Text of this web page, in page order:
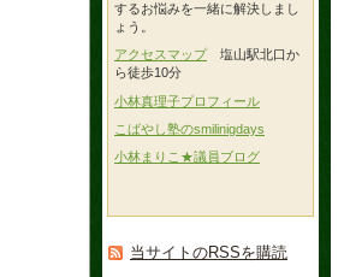
するお悩みを一緒に解決しまし
ょう。
アクセスマップ 塩山駅北口か
ら徒歩10分
小林真理子プロフィール
こばやし塾のsmilinigdays
小林まりこ★議員ブログ
当サイトのRSSを購読